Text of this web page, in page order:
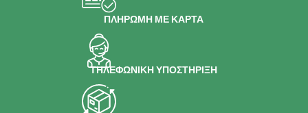
ΠΛΗΡΩΜΗ ΜΕ ΚΑΡΤΑ
ΤΗΛΕΦΩΝΙΚΗ ΥΠΟΣΤΗΡΙΞΗ